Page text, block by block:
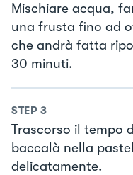
Mischiare acqua,
una frusta fino ad
che andrà fatta
30 minuti.
STEP 3
Trascorso il tempo
baccalà nella
delicatamente.